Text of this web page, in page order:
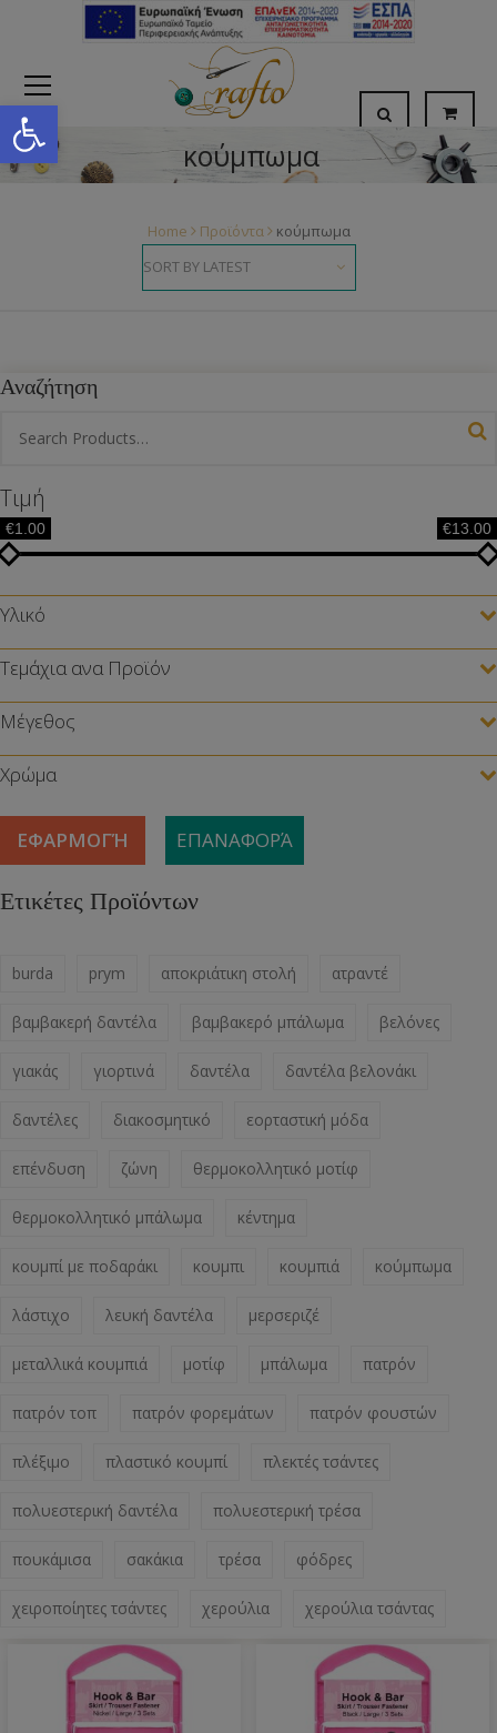
Open toolbar
κούμπωμα
Home Προϊόντα κούμπωμα
Αναζήτηση
Τιμή
€1.00 €13.00
Υλικό
Τεμάχια ανα Προϊόν
Μέγεθος
Χρώμα
ΕΦΑΡΜΟΓΉ ΕΠΑΝΑΦΟΡΆ
Ετικέτες Προϊόντων
burda prym αποκριάτικη στολή ατραντέ
βαμβακερή δαντέλα βαμβακερό μπάλωμα βελόνες
γιακάς γιορτινά δαντέλα δαντέλα βελονάκι
δαντέλες διακοσμητικό εορταστική μόδα
επένδυση ζώνη θερμοκολλητικό μοτίφ
θερμοκολλητικό μπάλωμα κέντημα
κουμπί με ποδαράκι κουμπι κουμπιά κούμπωμα
λάστιχο λευκή δαντέλα μερσεριζέ
μεταλλικά κουμπιά μοτίφ μπάλωμα πατρόν
πατρόν τοπ πατρόν φορεμάτων πατρόν φουστών
πλέξιμο πλαστικό κουμπί πλεκτές τσάντες
πολυεστερική δαντέλα πολυεστερική τρέσα
πουκάμισα σακάκια τρέσα φόδρες
χειροποίητες τσάντες χερούλια χερούλια τσάντας